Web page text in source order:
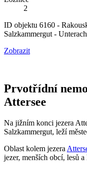
2
ID objektu 6160 -
Salzkammergut -
Zobrazit
Prvotřídní
Attersee
Na jižním konci jezera
Salzkammergut, leží
Oblast kolem jezera
jezer, menších obcí, lesů a